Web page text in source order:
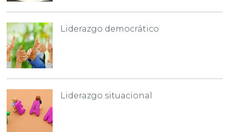
Liderazgo democrático
Liderazgo situacional